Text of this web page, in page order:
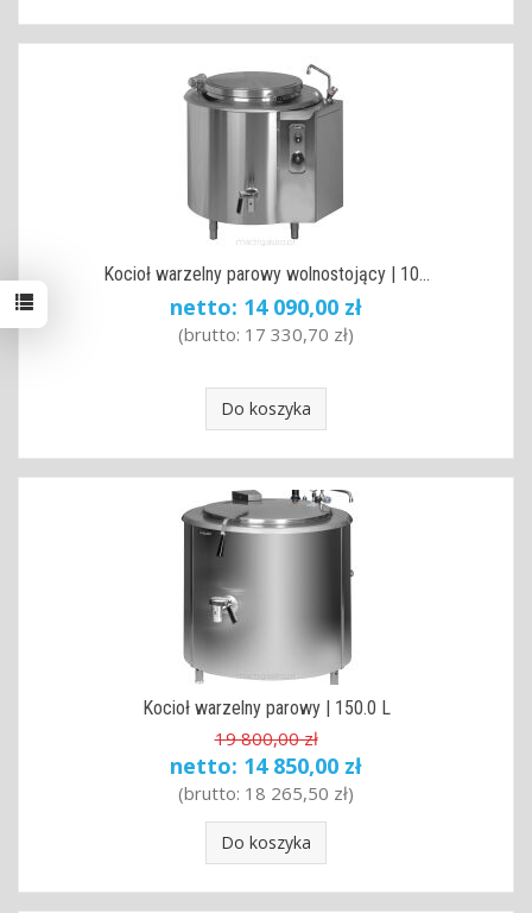
Kocioł warzelny parowy wolnostojący | 10...
netto: 14 090,00 zł
(brutto: 17 330,70 zł)
Do koszyka
Kocioł warzelny parowy | 150.0 L
19 800,00 zł
netto: 14 850,00 zł
(brutto: 18 265,50 zł)
Do koszyka